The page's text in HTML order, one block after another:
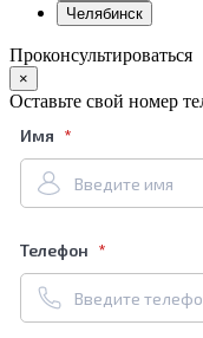
Челябинск
Проконсультироваться
×
Оставьте свой номер
Имя
Телефон